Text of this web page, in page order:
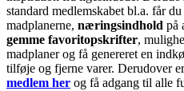
standard medlemskabet bl.a. får
madplanerne, næringsindhold på
gemme favoritopskrifter,
madplaner og få genereret en
tilføje og fjerne varer. Derudover
medlem her og få adgang til alle